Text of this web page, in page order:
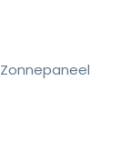
Zonnepaneel